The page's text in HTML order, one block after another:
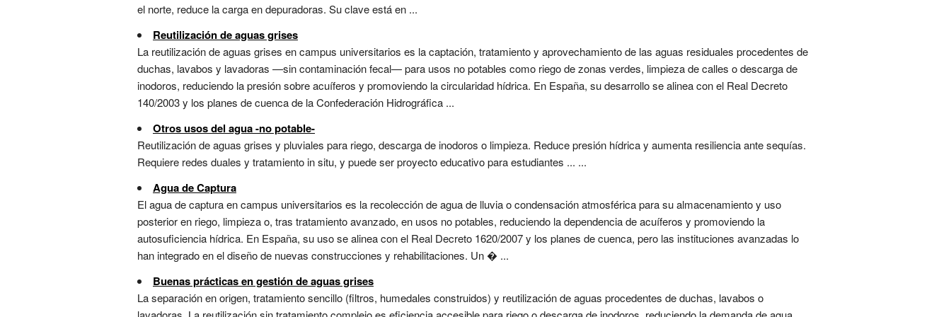
el norte, reduce la carga en depuradoras. Su clave está en ...
Reutilización de aguas grises
La reutilización de aguas grises en campus universitarios es la captación, tratamiento y aprovechamiento de las aguas residuales procedentes de
duchas, lavabos y lavadoras —sin contaminación fecal— para usos no potables como riego de zonas verdes, limpieza de calles o descarga de
inodoros, reduciendo la presión sobre acuíferos y promoviendo la circularidad hídrica. En España, su desarrollo se alinea con el Real Decreto
140/2003 y los planes de cuenca de la Confederación Hidrográfica ...
Otros usos del agua -no potable-
Reutilización de aguas grises y pluviales para riego, descarga de inodoros o limpieza. Reduce presión hídrica y aumenta resiliencia ante sequías.
Requiere redes duales y tratamiento in situ, y puede ser proyecto educativo para estudiantes ... ...
Agua de Captura
El agua de captura en campus universitarios es la recolección de agua de lluvia o condensación atmosférica para su almacenamiento y uso
posterior en riego, limpieza o, tras tratamiento avanzado, en usos no potables, reduciendo la dependencia de acuíferos y promoviendo la
autosuficiencia hídrica. En España, su uso se alinea con el Real Decreto 1620/2007 y los planes de cuenca, pero las instituciones avanzadas lo
han integrado en el diseño de nuevas construcciones y rehabilitaciones. Un � ...
Buenas prácticas en gestión de aguas grises
La separación en origen, tratamiento sencillo (filtros, humedales construidos) y reutilización de aguas procedentes de duchas, lavabos o